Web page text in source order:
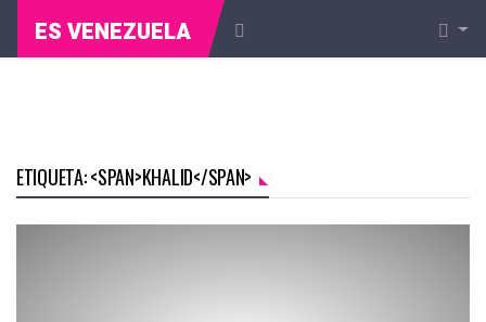
ES VENEZUELA
ETIQUETA: <SPAN>KHALID</SPAN>